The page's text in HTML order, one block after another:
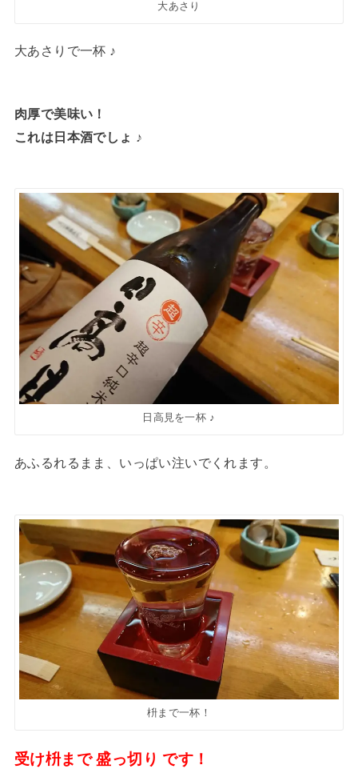
大あさり
大あさりで一杯 ♪
肉厚で美味い！
これは日本酒でしょ ♪
日高見を一杯 ♪
あふるれるまま、いっぱい注いでくれます。
枡まで一杯！
受け枡まで 盛っ切り です！